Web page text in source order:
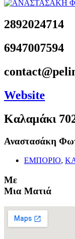
2892024714
6947007594
Website
Καλαμάκι
Αναστασάκη
ΕΜΠΟΡΙΟ,
Με
Μια Ματιά